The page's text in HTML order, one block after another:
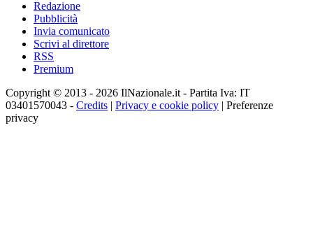
Redazione
Pubblicità
Invia comunicato
Scrivi al direttore
RSS
Premium
Copyright © 2013 - 2026 IlNazionale.it - Partita Iva: IT
03401570043 - Credits | Privacy e cookie policy | Preferenze
privacy